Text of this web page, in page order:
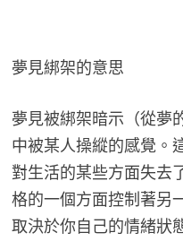
夢見綁架的意思
夢見被綁架暗示（從夢
中被某人操縱的感覺。
對生活的某些方面失去
格的一個方面控制著另
取決於你自己的情緒狀